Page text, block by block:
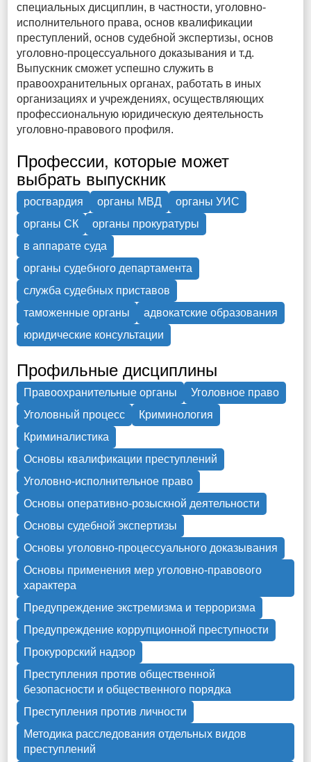
специальных дисциплин, в частности, уголовно-
исполнительного права, основ квалификации
преступлений, основ судебной экспертизы, основ
уголовно-процессуального доказывания и т.д.
Выпускник сможет успешно служить в
правоохранительных органах, работать в иных
организациях и учреждениях, осуществляющих
профессиональную юридическую деятельность
уголовно-правового профиля.
Профессии, которые может
выбрать выпускник
росгвардия органы МВД
органы УИС
органы СК
органы прокуратуры
в аппарате суда
органы судебного департамента
служба судебных приставов
таможенные органы
адвокатские образования
юридические консультации
Профильные дисциплины
Правоохранительные органы
Уголовное право
Уголовный процесс
Криминология
Криминалистика
Основы квалификации преступлений
Уголовно-исполнительное право
Основы оперативно-розыскной деятельности
Основы судебной экспертизы
Основы уголовно-процессуального доказывания
Основы применения мер уголовно-правового
характера
Предупреждение экстремизма и терроризма
Предупреждение коррупционной преступности
Прокурорский надзор
Преступления против общественной
безопасности и общественного порядка
Преступления против личности
Методика расследования отдельных видов
преступлений